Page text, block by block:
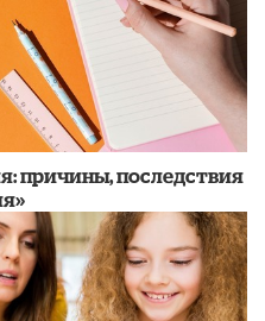
причины, последствия